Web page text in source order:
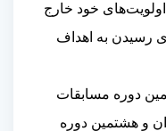
اولویت‌های خود خارج
رسیدن به اهداف
دوره مسابقات
و هشتمین دوره